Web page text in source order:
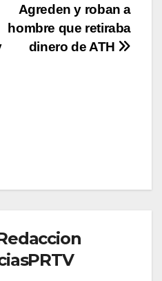
Agreden y roban a
hombre que retiraba
dinero de ATH